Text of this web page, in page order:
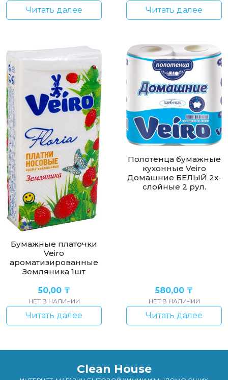
Читать далее Читать далее
Бумажные платочки
Veiro
ароматизированные
Земляника 1шт
50,00 ₸
НЕТ В НАЛИЧИИ
Читать далее
Полотенца бумажные
кухонные Veiro
Домашние БЕЛЫЙ 2х-
слойные 2 рул.
580,00 ₸
НЕТ В НАЛИЧИИ
Читать далее
Clean House